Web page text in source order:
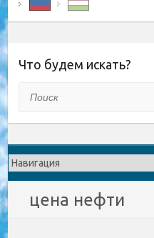
Что будем искать?
цена нефти